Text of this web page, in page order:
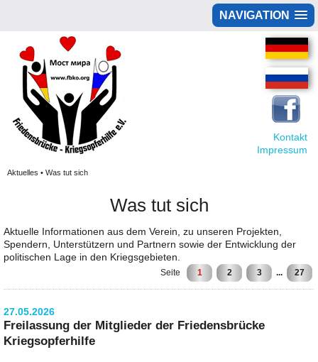
NAVIGATION
Kontakt
Impressum
Aktuelles • Was tut sich
Was tut sich
Aktuelle Informationen aus dem Verein, zu unseren Projekten,
Spendern, Unterstützern und Partnern sowie der Entwicklung der
politischen Lage in den Kriegsgebieten.
Seite 1 2 3 ... 27
27.05.2026
Freilassung der Mitglieder der Friedensbrücke
Kriegsopferhilfe